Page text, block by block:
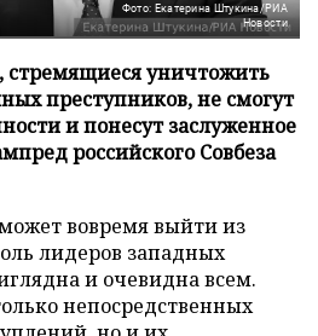
Фото: Екатерина Штукина/РИА
Новости
уничтожить
преступников, не смогут
и понесут заслуженное
российского Совбеза
вовремя выйти из
лидеров западных
и очевидна всем.
непосредственных